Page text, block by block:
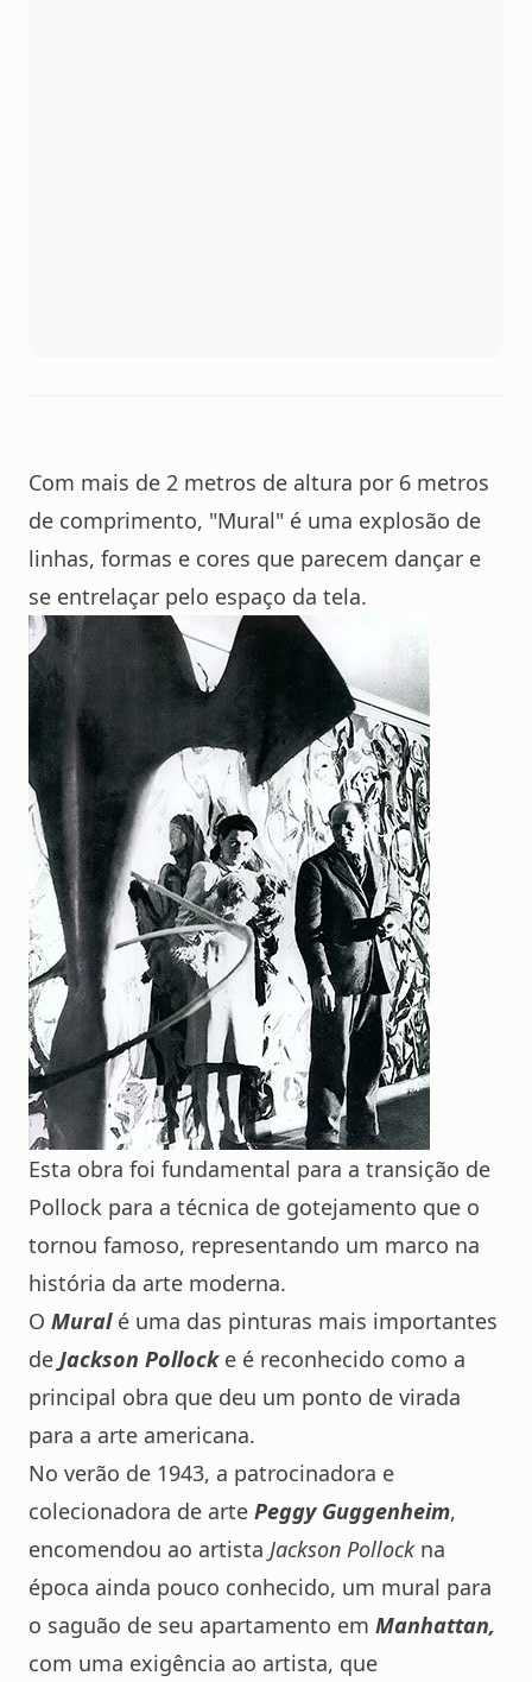
Com mais de 2 metros de altura por 6 metros
de comprimento, "Mural" é uma explosão de
linhas, formas e cores que parecem dançar e
se entrelaçar pelo espaço da tela.
Esta obra foi fundamental para a transição de
Pollock para a técnica de gotejamento que o
tornou famoso, representando um marco na
história da arte moderna.
O Muralé uma das pinturas mais importantes
de Jackson Pollocke é reconhecido como a
principal obra que deu um ponto de virada
para a arte americana.
No verão de 1943, a patrocinadora e
colecionadora de arte Peggy Guggenheim,
encomendou ao artista Jackson Pollock na
época ainda pouco conhecido, um mural para
o saguão de seu apartamento em Manhattan,
com uma exigência ao artista, que